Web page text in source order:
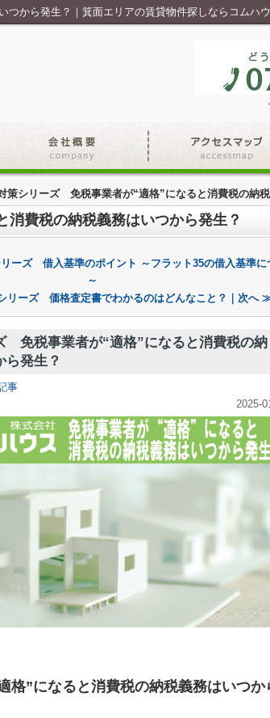
から発生？｜箕面エリアの賃貸物件探しならコムハウ
策シリーズ 免税事業者が“適格”になると消費税の納
費税の納税義務はいつから発生？
ーズ 借入基準のポイント ～フラット35の借入基準に
～
リーズ 価格査定書でわかるのはどんなこと？｜次へ
免税事業者が“適格”になると消費税の納
ら発生？
事
2025-
格”になると消費税の納税義務はいつか